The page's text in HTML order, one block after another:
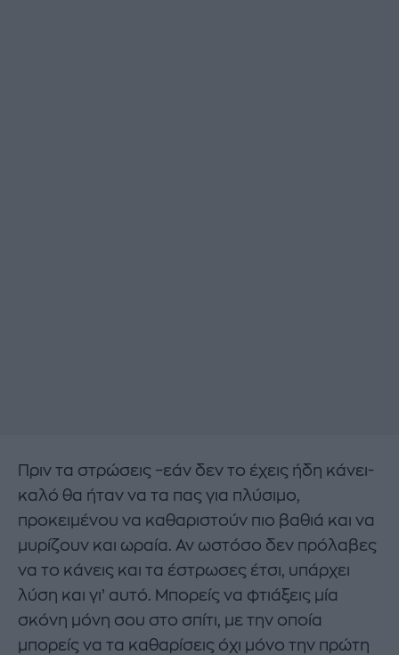
Πριν τα στρώσεις –εάν δεν το έχεις ήδη κάνει-
καλό θα ήταν να τα πας για πλύσιμο,
προκειμένου να καθαριστούν πιο βαθιά και να
μυρίζουν και ωραία. Αν ωστόσο δεν πρόλαβες
να το κάνεις και τα έστρωσες έτσι, υπάρχει
λύση και γι’ αυτό. Μπορείς να φτιάξεις μία
σκόνη μόνη σου στο σπίτι, με την οποία
μπορείς να τα καθαρίσεις όχι μόνο την πρώτη